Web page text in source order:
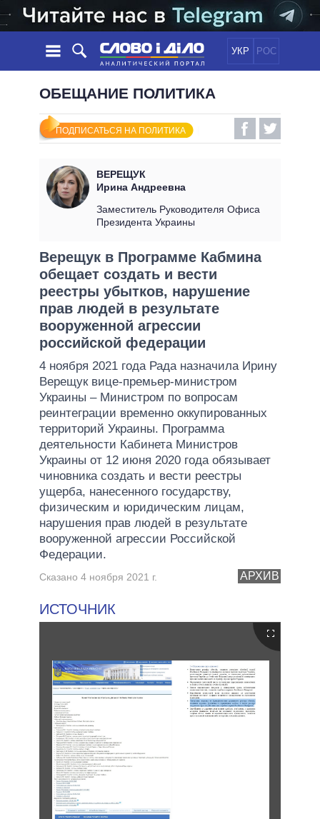
УКР РОС
НОВОСТИ
ЛЕНТА
СОБЫТИЯ
СТАТЬИ
МНЕНИЯ
ОБЗОРЫ
ДАЙДЖЕСТЫ
ПОЛИТИКА
ЭКОНОМИКА
МИР
ОБЕЩАНИЯ
ВСЕ ПОЛИТИКИ
ПРЕЗИДЕНТ И ОФИС
ВЕРХОВНАЯ РАДА
ГЛАВЫ ОБЛАДМИНИСТРАЦИЙ
МЭРЫ
ВСЕ ПЕРСОНЫ
ИНФОГРАФИКА
ВИДЕО
СРАВНЕНИЕ ПОЛИТИКОВ
ОБЕЩАНИЕ ПОЛИТИКА
ПОДПИСАТЬСЯ НА ПОЛИТИКА
ВЕРЕЩУК
Ирина Андреевна
Заместитель Руководителя Офиса
Президента Украины
Верещук в Программе Кабмина
обещает создать и вести
реестры убытков, нарушение
прав людей в результате
вооруженной агрессии
российской федерации
4 ноября 2021 года Рада назначила Ирину
Верещук вице-премьер-министром
Украины – Министром по вопросам
реинтеграции временно оккупированных
территорий Украины. Программа
деятельности Кабинета Министров
Украины от 12 июня 2020 года обязывает
чиновника создать и вести реестры
ущерба, нанесенного государству,
физическим и юридическим лицам,
нарушения прав людей в результате
вооруженной агрессии Российской
Федерации.
АРХИВ
Сказано 4 ноября 2021 г.
ИСТОЧНИК